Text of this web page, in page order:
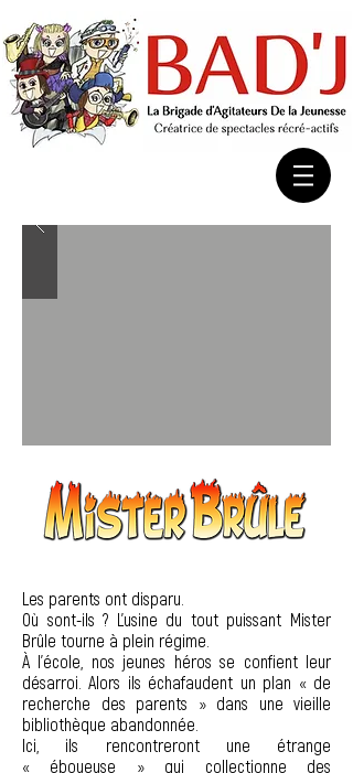
Les parents ont disparu.
Où sont-ils ? L’usine du tout puissant Mister
Brûle tourne à plein régime.
À l’école, nos jeunes héros se confient leur
désarroi. Alors ils échafaudent un plan « de
recherche des parents » dans une vieille
bibliothèque abandonnée.
Ici, ils rencontreront une étrange
« éboueuse » qui collectionne des